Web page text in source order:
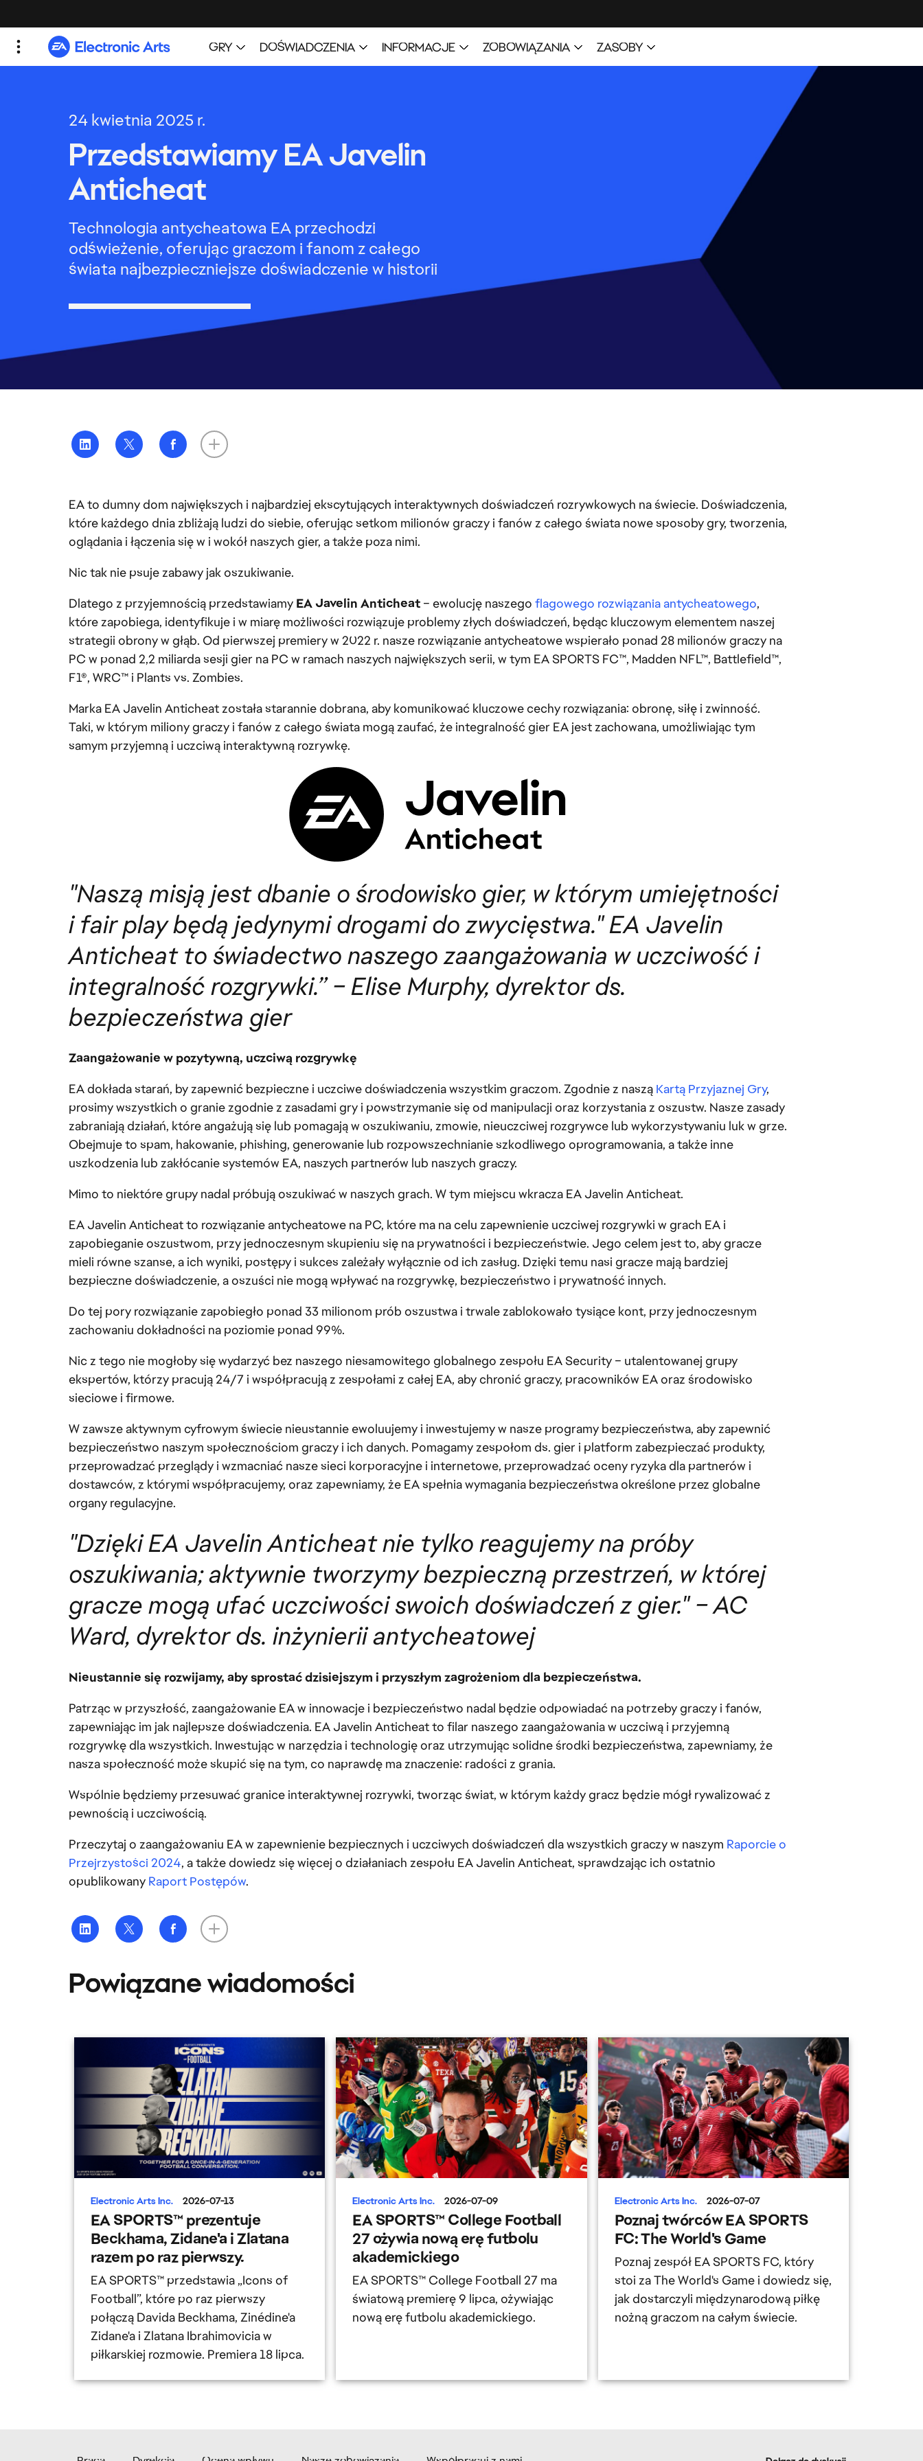
EA to dumny dom największych i najbardziej ekscytujących interaktywnych doświadczeń rozrywkowych na świecie. Doświadczenia,
które każdego dnia zbliżają ludzi do siebie, oferując setkom milionów graczy i fanów z całego świata nowe sposoby gry, tworzenia,
oglądania i łączenia się w i wokół naszych gier, a także poza nimi.
Nic tak nie psuje zabawy jak oszukiwanie.
Dlatego z przyjemnością przedstawiamy EA Javelin Anticheat– ewolucję naszego flagowego rozwiązania antycheatowego,
które zapobiega, identyfikuje i w miarę możliwości rozwiązuje problemy złych doświadczeń, będąc kluczowym elementem naszej
strategii obrony w głąb. Od pierwszej premiery w 2022 r. nasze rozwiązanie antycheatowe wspierało ponad 28 milionów graczy na
PC w ponad 2,2 miliarda sesji gier na PC w ramach naszych największych serii, w tym EA SPORTS FC™, Madden NFL™, Battlefield™,
F1®, WRC™ i Plants vs. Zombies.
Marka EA Javelin Anticheat została starannie dobrana, aby komunikować kluczowe cechy rozwiązania: obronę, siłę i zwinność.
Taki, w którym miliony graczy i fanów z całego świata mogą zaufać, że integralność gier EA jest zachowana, umożliwiając tym
samym przyjemną i uczciwą interaktywną rozrywkę.
"Naszą misją jest dbanie o środowisko gier, w którym umiejętności
i fair play będą jedynymi drogami do zwycięstwa." EA Javelin
Anticheat to świadectwo naszego zaangażowania w uczciwość i
integralność rozgrywki.” – Elise Murphy, dyrektor ds.
bezpieczeństwa gier
Zaangażowanie w pozytywną, uczciwą rozgrywkę
EA dokłada starań, by zapewnić bezpieczne i uczciwe doświadczenia wszystkim graczom. Zgodnie z naszą Kartą Przyjaznej Gry,
prosimy wszystkich o granie zgodnie z zasadami gry i powstrzymanie się od manipulacji oraz korzystania z oszustw. Nasze zasady
zabraniają działań, które angażują się lub pomagają w oszukiwaniu, zmowie, nieuczciwej rozgrywce lub wykorzystywaniu luk w grze.
Obejmuje to spam, hakowanie, phishing, generowanie lub rozpowszechnianie szkodliwego oprogramowania, a także inne
uszkodzenia lub zakłócanie systemów EA, naszych partnerów lub naszych graczy.
Mimo to niektóre grupy nadal próbują oszukiwać w naszych grach. W tym miejscu wkracza EA Javelin Anticheat.
EA Javelin Anticheat to rozwiązanie antycheatowe na PC, które ma na celu zapewnienie uczciwej rozgrywki w grach EA i
zapobieganie oszustwom, przy jednoczesnym skupieniu się na prywatności i bezpieczeństwie. Jego celem jest to, aby gracze
mieli równe szanse, a ich wyniki, postępy i sukces zależały wyłącznie od ich zasług. Dzięki temu nasi gracze mają bardziej
bezpieczne doświadczenie, a oszuści nie mogą wpływać na rozgrywkę, bezpieczeństwo i prywatność innych.
Do tej pory rozwiązanie zapobiegło ponad 33 milionom prób oszustwa i trwale zablokowało tysiące kont, przy jednoczesnym
zachowaniu dokładności na poziomie ponad 99%.
Nic z tego nie mogłoby się wydarzyć bez naszego niesamowitego globalnego zespołu EA Security – utalentowanej grupy
ekspertów, którzy pracują 24/7 i współpracują z zespołami z całej EA, aby chronić graczy, pracowników EA oraz środowisko
sieciowe i firmowe.
W zawsze aktywnym cyfrowym świecie nieustannie ewoluujemy i inwestujemy w nasze programy bezpieczeństwa, aby zapewnić
bezpieczeństwo naszym społecznościom graczy i ich danych. Pomagamy zespołom ds. gier i platform zabezpieczać produkty,
przeprowadzać przeglądy i wzmacniać nasze sieci korporacyjne i internetowe, przeprowadzać oceny ryzyka dla partnerów i
dostawców, z którymi współpracujemy, oraz zapewniamy, że EA spełnia wymagania bezpieczeństwa określone przez globalne
organy regulacyjne.
"Dzięki EA Javelin Anticheat nie tylko reagujemy na próby
oszukiwania; aktywnie tworzymy bezpieczną przestrzeń, w której
gracze mogą ufać uczciwości swoich doświadczeń z gier." – AC
Ward, dyrektor ds. inżynierii antycheatowej
Nieustannie się rozwijamy, aby sprostać dzisiejszym i przyszłym zagrożeniom dla bezpieczeństwa.
Patrząc w przyszłość, zaangażowanie EA w innowacje i bezpieczeństwo nadal będzie odpowiadać na potrzeby graczy i fanów,
zapewniając im jak najlepsze doświadczenia. EA Javelin Anticheat to filar naszego zaangażowania w uczciwą i przyjemną
rozgrywkę dla wszystkich. Inwestując w narzędzia i technologię oraz utrzymując solidne środki bezpieczeństwa, zapewniamy, że
nasza społeczność może skupić się na tym, co naprawdę ma znaczenie: radości z grania.
Wspólnie będziemy przesuwać granice interaktywnej rozrywki, tworząc świat, w którym każdy gracz będzie mógł rywalizować z
pewnością i uczciwością.
Przeczytaj o zaangażowaniu EA w zapewnienie bezpiecznych i uczciwych doświadczeń dla wszystkich graczy w naszym Raporcie o
Przejrzystości 2024, a także dowiedz się więcej o działaniach zespołu EA Javelin Anticheat, sprawdzając ich ostatnio
opublikowany Raport Postępów.